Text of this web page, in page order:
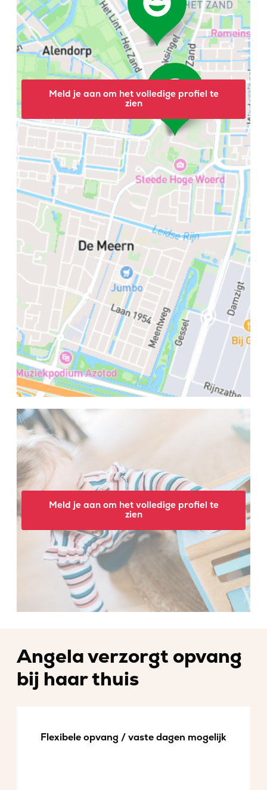
Meld je aan om het volledige profiel te
zien
Meld je aan om het volledige profiel te
zien
Angela verzorgt opvang
bij haar thuis
Flexibele opvang / vaste dagen mogelijk